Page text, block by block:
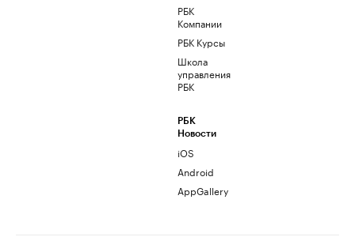
РБК
Компании
РБК Курсы
Школа
управления
РБК
РБК
Новости
iOS
Android
AppGallery